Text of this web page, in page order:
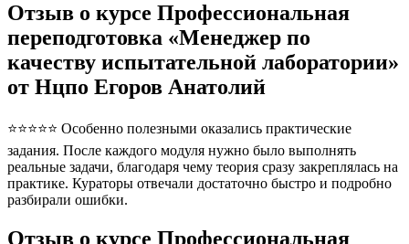
Отзыв о курсе Профессиональная
переподготовка «Менеджер по
качеству испытательной лаборатории»
от Нцпо Егоров Анатолий
⭐⭐⭐⭐⭐ Особенно полезными оказались практические
задания. После каждого модуля нужно было выполнять
реальные задачи, благодаря чему теория сразу закреплялась на
практике. Кураторы отвечали достаточно быстро и подробно
разбирали ошибки.
Отзыв о курсе Профессиональная